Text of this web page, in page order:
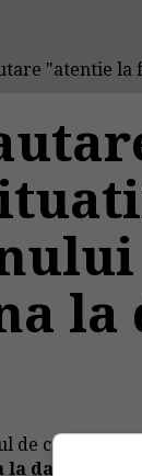
"atentie la
la
de cuvinte "
data de 30